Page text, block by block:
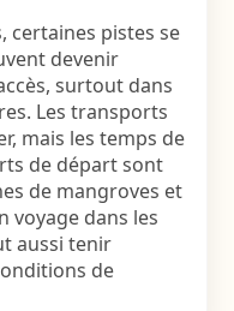
certaines pistes se
devenir
surtout dans
Les transports
mais les temps de
de départ sont
de mangroves et
voyage dans les
aussi tenir
de